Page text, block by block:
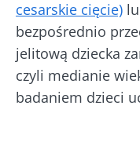
cesarskie cięcie)
bezpośrednio
jelitową dziecka
czyli medianie
badaniem dzieci
Zamierzasz
miesiącu
bieżąco z
mikrobiocie
Chcę
Biocodexu
Zapoznałem
korzystania i